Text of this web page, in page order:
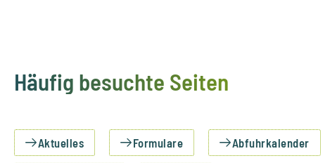
Häufig besuchte Seiten
Aktuelles Formulare Abfuhrkalender